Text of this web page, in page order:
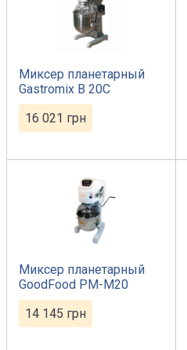
Миксер планетарный
Gastromix B 20С
16 021 грн
Миксер планетарный
GoodFood PM-М20
14 145 грн